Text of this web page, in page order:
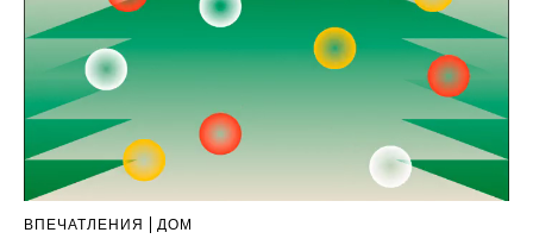
ВПЕЧАТЛЕНИЯ ДОМ